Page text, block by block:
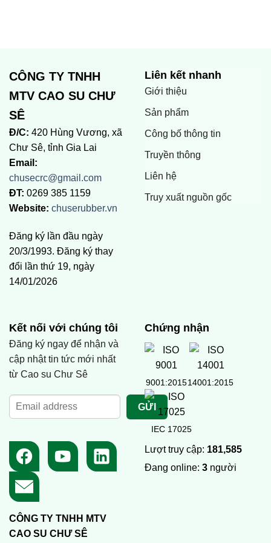
CÔNG TY TNHH
MTV CAO SU CHƯ
SÊ
Đ/C: 420 Hùng Vương, xã
Chư Sê, tỉnh Gia Lai
Email:
chusecrc@gmail.com
ĐT: 0269 385 1159
Website: chuserubber.vn
Đăng ký lần đầu ngày
20/3/1993. Đăng ký thay
đổi lần thứ 19, ngày
14/01/2026
Liên kết nhanh
Giới thiệu
Sản phẩm
Công bố thông tin
Truyền thông
Liên hệ
Truy xuất nguồn gốc
Kết nối với chúng tôi
Đăng ký ngay để nhận và
cập nhật tin tức mới nhất
từ Cao su Chư Sê
CÔNG TY TNHH MTV
CAO SU CHƯ SÊ
Chứng nhận
9001:201514001:2015
IEC 17025
Lượt truy cập: 181,585
Đang online: 3 người